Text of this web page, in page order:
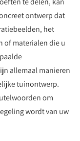
ontwerp dat
het
of materialen die u
allemaal manieren
tuinontwerp.
om
wordt van uw